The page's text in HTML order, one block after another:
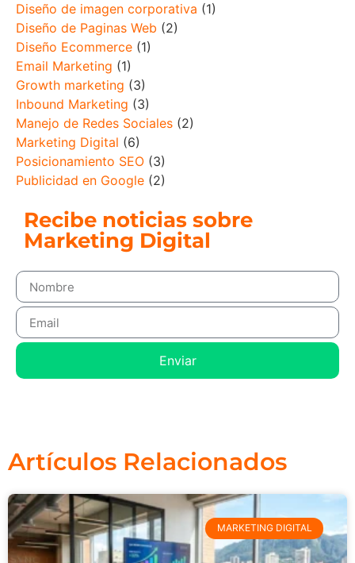
Diseño de imagen corporativa (1)
Diseño de Paginas Web (2)
Diseño Ecommerce (1)
Email Marketing (1)
Growth marketing (3)
Inbound Marketing (3)
Manejo de Redes Sociales (2)
Marketing Digital (6)
Posicionamiento SEO (3)
Publicidad en Google (2)
Recibe noticias sobre
Marketing Digital
Enviar
Artículos Relacionados
MARKETING DIGITAL